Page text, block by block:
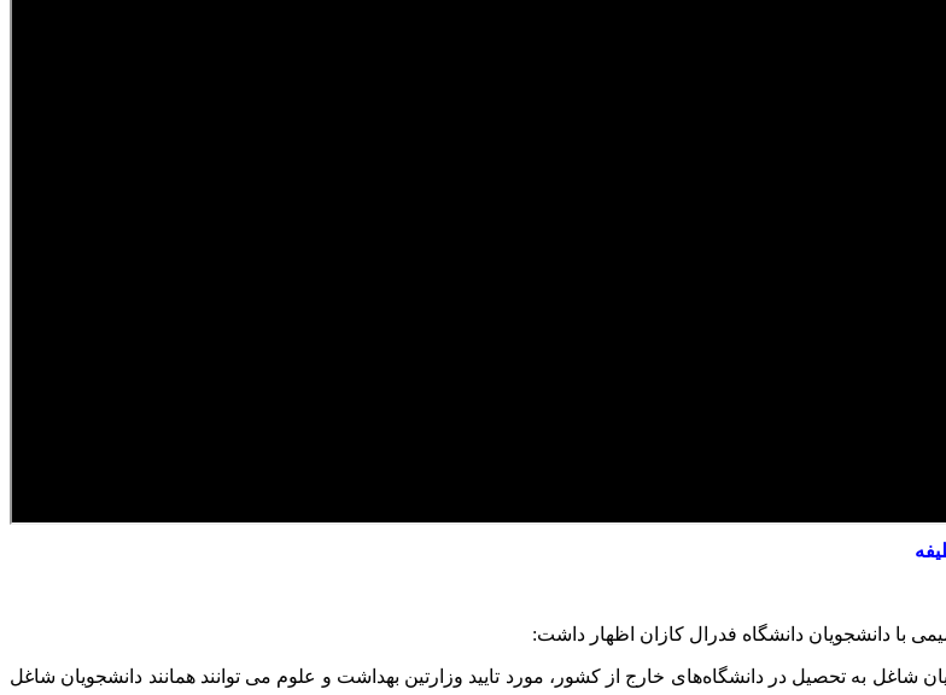
با دانشجویان دانشگاه فدرال کازان اظهار داشت:
شاغل به تحصیل در دانشگاه‌های خارج از کشور، مورد تایید وزارتین بهداشت و علوم می توانند همانند دانشجویان شاغل